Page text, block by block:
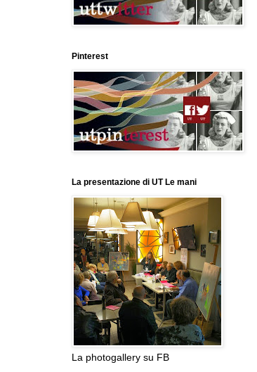
Pinterest
La presentazione di UT Le mani
La photogallery su FB